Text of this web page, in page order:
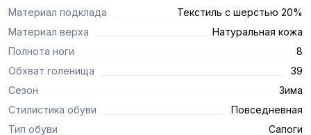
Материал подклада
Текстиль с шерстью 20%
Материал верха
Натуральная кожа
Полнота ноги
8
Обхват голенища
39
Сезон
Зима
Стилистика обуви
Повседневная
Тип обуви
Сапоги